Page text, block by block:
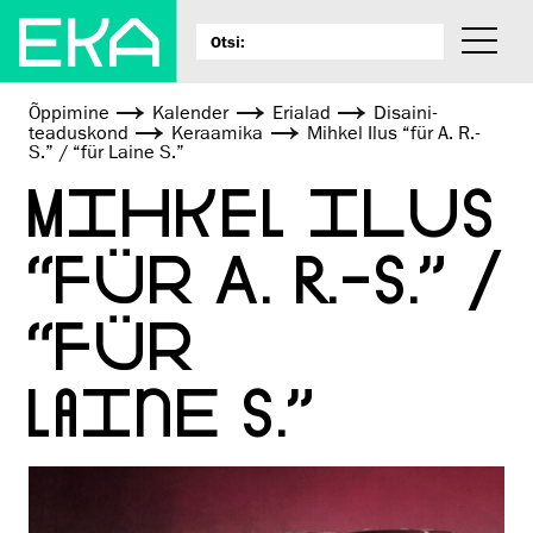
Õppimine Kalender Erialad
Disaini­­
teaduskond
Keraamika
Mihkel Ilus “für A. R.-
S.” / “für Laine S.”
MIHKEL ILUS
“FÜR A. R.-S.” /
“FÜR
LAINE S.”